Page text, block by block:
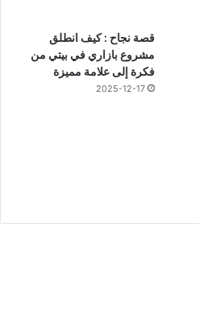
قصة نجاح : كيف انطلق
مشروع بازاري في بيتي من
فكرة إلى علامة مميزة
2025-12-17